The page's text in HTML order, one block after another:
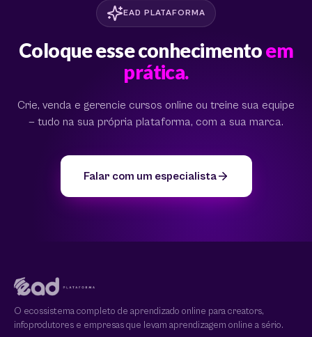
EAD PLATAFORMA
Coloque esse conhecimentoem
prática.
Crie, venda e gerencie cursos online ou treine sua equipe
— tudo na sua própria plataforma, com a sua marca.
Falar com um especialista
O ecossistema completo de aprendizado online para creators,
infoprodutores e empresas que levam aprendizagem online a sério.